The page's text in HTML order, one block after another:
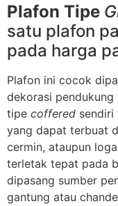
Plafon Tipe
satu plafon
pada harga
Plafon ini cocok
dekorasi
tipe coffered sendiri
yang dapat terbuat
cermin, ataupun
terletak tepat pada
dipasang sumber
gantung atau